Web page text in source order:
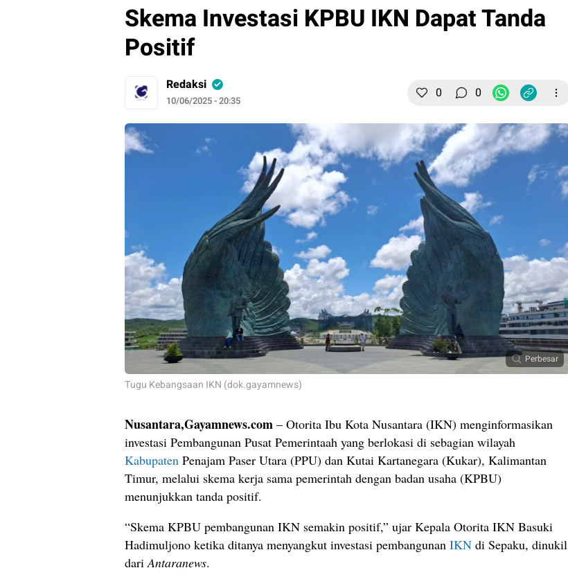
Skema Investasi KPBU IKN Dapat Tanda
Positif
Redaksi
10/06/2025 - 20:35 0 0
Perbesar
Tugu Kebangsaan IKN (dok.gayamnews)
Nusantara,Gayamnews.com – Otorita Ibu Kota Nusantara (IKN) menginformasikan
investasi Pembangunan Pusat Pemerintaah yang berlokasi di sebagian wilayah
Kabupaten Penajam Paser Utara (PPU) dan Kutai Kartanegara (Kukar), Kalimantan
Timur, melalui skema kerja sama pemerintah dengan badan usaha (KPBU)
menunjukkan tanda positif.
“Skema KPBU pembangunan IKN semakin positif,” ujar Kepala Otorita IKN Basuki
Hadimuljono ketika ditanya menyangkut investasi pembangunan IKN di Sepaku, dinukil
dariAntaranews.